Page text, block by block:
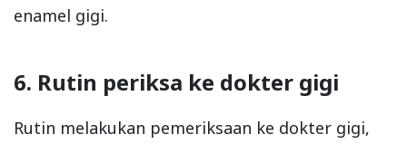
enamel gigi.
6. Rutin periksa ke dokter gigi
Rutin melakukan pemeriksaan ke dokter gigi,